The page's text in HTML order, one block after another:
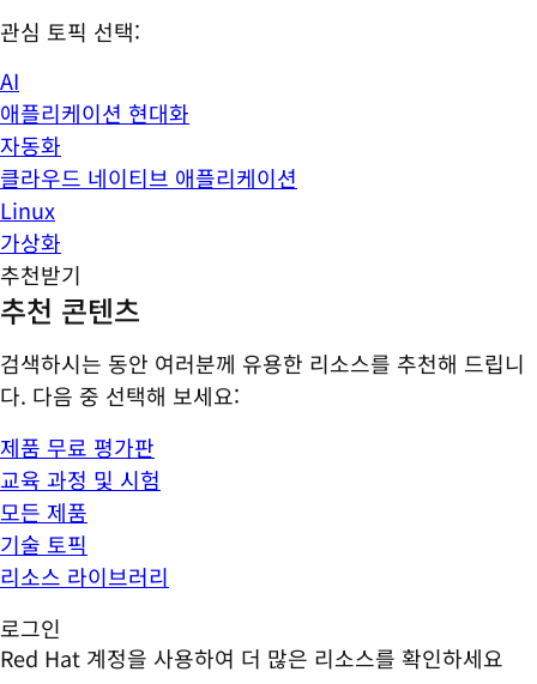
관심 토픽 선택:
AI
애플리케이션 현대화
자동화
클라우드 네이티브 애플리케이션
Linux
가상화
추천받기
추천 콘텐츠
검색하시는 동안 여러분께 유용한 리소스를 추천해 드립니
다. 다음 중 선택해 보세요:
제품 무료 평가판
교육 과정 및 시험
모든 제품
기술 토픽
리소스 라이브러리
로그인
Red Hat 계정을 사용하여 더 많은 리소스를 확인하세요